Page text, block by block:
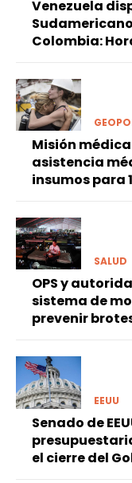
Venezuela
Colombia:
Misión
asistencia
insumos para
SALUD
OPS y
sistema de
prevenir
EEUU
Senado de
el cierre del